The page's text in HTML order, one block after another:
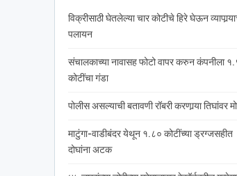
विक्रीसाठी घेतलेल्या चार कोटीचे हिरे घेऊन
पलायन
संचालकाच्या नावासह फोटो वापर करुन कंपनीला
कोटींचा गंडा
पोलीस असल्याची बतावणी रॉबरी करणार्‍या तिघांवर
माटुंगा-वाडीबंदर येथून १.८० कोटींच्या ड्रग्जसहीत
दोघांना अटक